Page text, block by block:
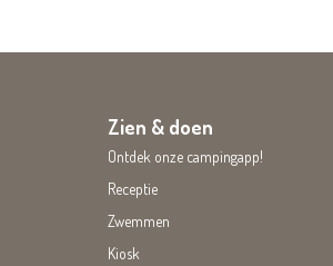
Zien & doen
Ontdek onze campingapp!
Receptie
Zwemmen
Kiosk